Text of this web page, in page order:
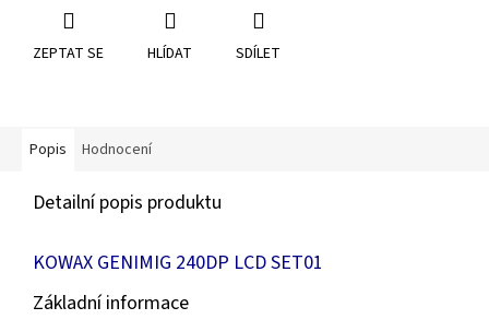
ZEPTAT SE HLÍDAT SDÍLET
Popis Hodnocení
Detailní popis produktu
KOWAX GENIMIG 240DP LCD SET01
Základní informace